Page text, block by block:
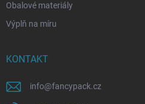
Obalové materiály
Výplň na míru
KONTAKT
info@fancypack.cz